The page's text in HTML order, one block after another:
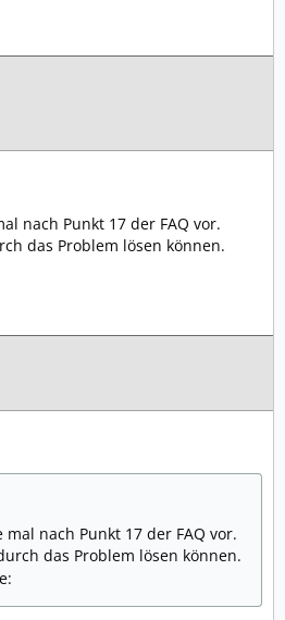
nach Punkt 17 der FAQ vor.
das Problem lösen können.
mal nach Punkt 17 der FAQ vor.
das Problem lösen können.